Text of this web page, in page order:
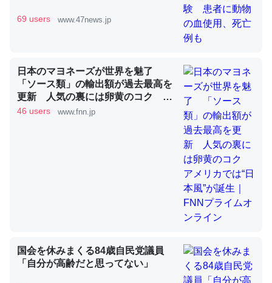
これを元に考えるとカルシウムを大量に使う脊椎動物と貝
─ニュース :: 【研究発表】昆虫学の大問題＝「昆虫はなぜ海にいな
いのか」に関する新仮説
ウチもEchoを実家に置いて４年。でたまに覗いてる。ぼ
ちぼちRingも置こうかと画策中。あと、Googleマップで
位置情報を共有してる。電池残量や充電中かが分かるので
69 users www.47news.jp
日本のマヨネーズが世界を魅了
「ソース類」の輸出額が過去最高を
更新 人気の裏には卵黄のコク ア
メリカでは“日本風”が誕生｜FNNプ
46 users www.fnn.jp
国会を休みまくる84歳自民党議員
「自分が高齢だと思ってない」